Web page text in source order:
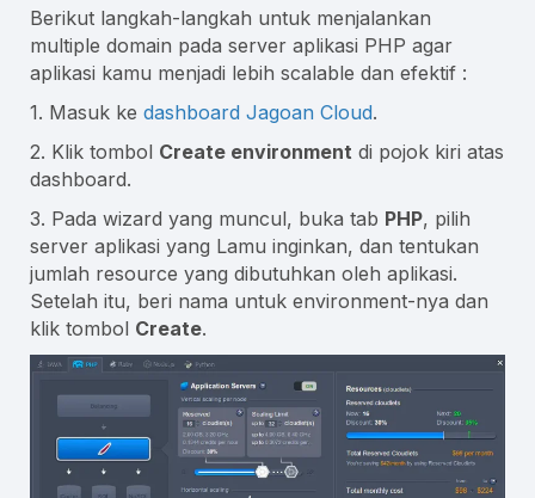
Berikut langkah-langkah untuk menjalankan
multiple domain pada server aplikasi PHP agar
aplikasi kamu menjadi lebih scalable dan efektif :
1. Masuk ke dashboard Jagoan Cloud.
2. Klik tombol Create environment di pojok kiri atas
dashboard.
3. Pada wizard yang muncul, buka tab PHP, pilih
server aplikasi yang Lamu inginkan, dan tentukan
jumlah resource yang dibutuhkan oleh aplikasi.
Setelah itu, beri nama untuk environment-nya dan
klik tombol Create.